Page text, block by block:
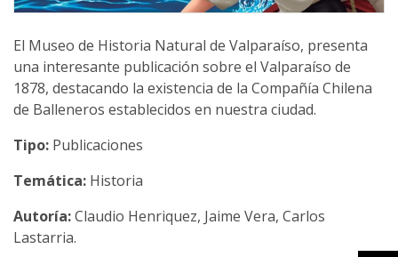
El Museo de Historia Natural de Valparaíso, presenta
una interesante publicación sobre el Valparaíso de
1878, destacando la existencia de la Compañía Chilena
de Balleneros establecidos en nuestra ciudad.
Tipo: Publicaciones
Temática: Historia
Claudio Henriquez, Jaime Vera, Carlos
Lastarria.